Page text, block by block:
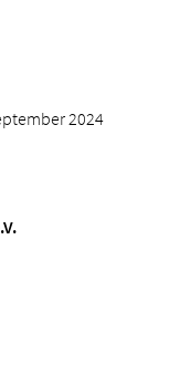
2024